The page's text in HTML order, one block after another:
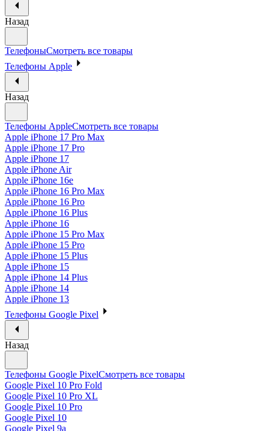
Назад
ТелефоныСмотреть все товары
Телефоны Apple
Назад
Телефоны AppleСмотреть все товары
Apple iPhone 17 Pro Max
Apple iPhone 17 Pro
Apple iPhone 17
Apple iPhone Air
Apple iPhone 16e
Apple iPhone 16 Pro Max
Apple iPhone 16 Pro
Apple iPhone 16 Plus
Apple iPhone 16
Apple iPhone 15 Pro Max
Apple iPhone 15 Pro
Apple iPhone 15 Plus
Apple iPhone 15
Apple iPhone 14 Plus
Apple iPhone 14
Apple iPhone 13
Телефоны Google Pixel
Назад
Телефоны Google PixelСмотреть все товары
Google Pixel 10 Pro Fold
Google Pixel 10 Pro XL
Google Pixel 10 Pro
Google Pixel 10
Google Pixel 9a